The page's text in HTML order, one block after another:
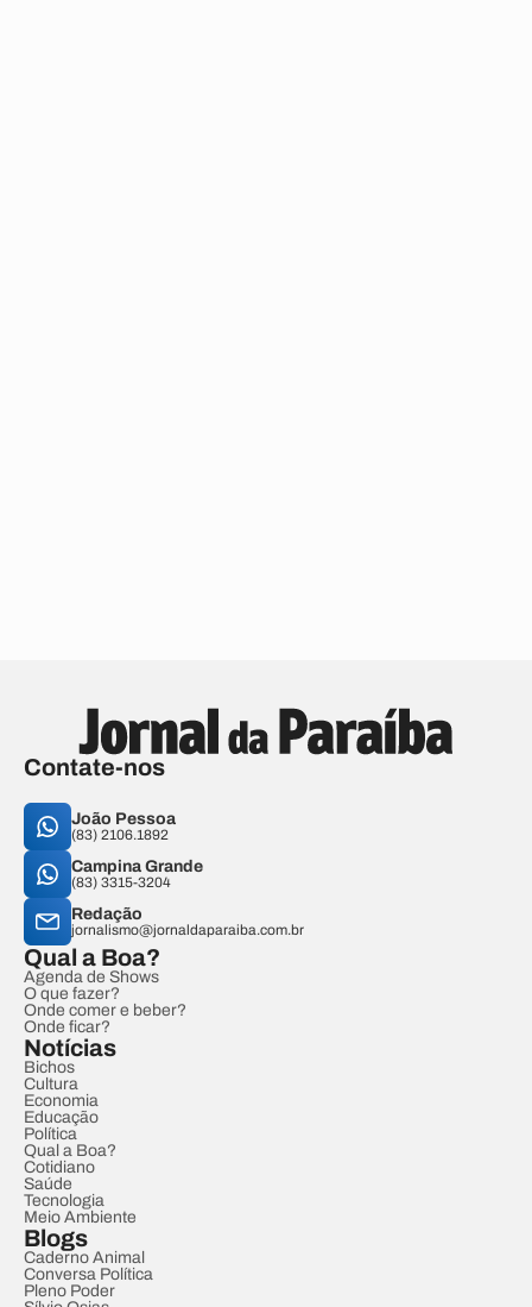
Contate-nos
João Pessoa
(83) 2106.1892
Campina Grande
(83) 3315-3204
Redação
jornalismo@jornaldaparaiba.com.br
Qual a Boa?
Agenda de Shows
O que fazer?
Onde comer e beber?
Onde ficar?
Notícias
Bichos
Cultura
Economia
Educação
Política
Qual a Boa?
Cotidiano
Saúde
Tecnologia
Meio Ambiente
Blogs
Caderno Animal
Conversa Política
Pleno Poder